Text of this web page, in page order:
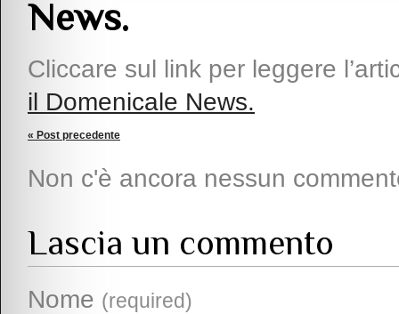
News.
Cliccare sul link per leggere
il Domenicale News.
« Post precedente
Non c'è ancora nessun
Lascia un commento
Nome (required)